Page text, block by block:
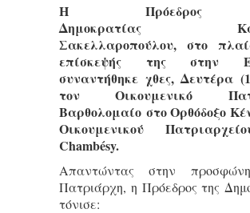
Η Πρόεδρος
Δημοκρατίας
Σακελλαροπούλου, στο
επίσκεψής της στην
συναντήθηκε χθες, Δευτέρα
τον Οικουμενικό
Βαρθολομαίο στο Ορθόδοξο
Οικουμενικού
Chambésy.
Απαντώντας στην
Πατριάρχη, η Πρόεδρος της
τόνισε: